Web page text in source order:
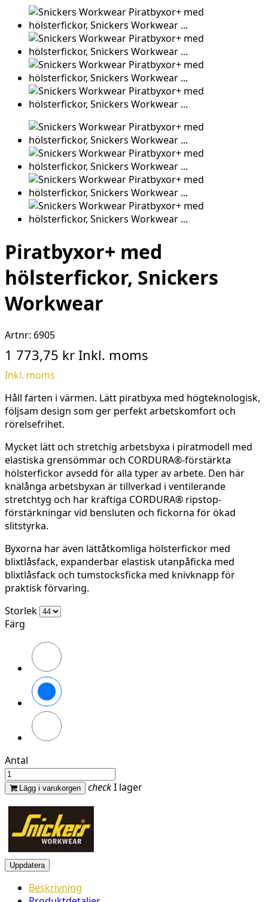
Piratbyxor+ med
hölsterfickor, Snickers
Workwear
Artnr: 6905
1 773,75 kr Inkl. moms
Inkl. moms
Håll farten i värmen. Lätt piratbyxa med högteknologisk,
följsam design som ger perfekt arbetskomfort och
rörelsefrihet.
Mycket lätt och stretchig arbetsbyxa i piratmodell med
elastiska grensömmar och CORDURA®-förstärkta
hölsterfickor avsedd för alla typer av arbete. Den här
knälånga arbetsbyxan är tillverkad i ventilerande
stretchtyg och har kraftiga CORDURA® ripstop-
förstärkningar vid bensluten och fickorna för ökad
slitstyrka.
Byxorna har även lättåtkomliga hölsterfickor med
blixtlåsfack, expanderbar elastisk utanpåficka med
blixtlåsfack och tumstocksficka med knivknapp för
praktisk förvaring.
Storlek
Färg
Antal
Lägg i varukorgen checkI lager
Beskrivning